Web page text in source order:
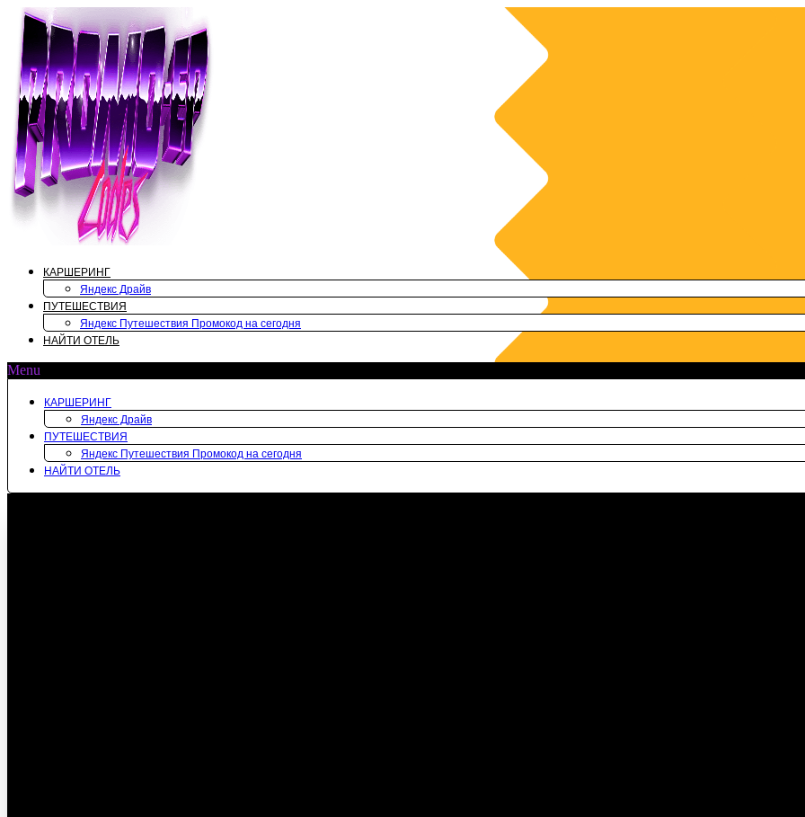
Перейти
содержимому
КАРШЕРИНГ
Яндекс Драйв
ПУТЕШЕСТВИЯ
Яндекс Путешествия Промокод на сегодня
НАЙТИ ОТЕЛЬ
Menu
КАРШЕРИНГ
Яндекс Драйв
ПУТЕШЕСТВИЯ
Яндекс Путешествия Промокод на сегодня
НАЙТИ ОТЕЛЬ